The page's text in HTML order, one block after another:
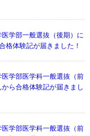
医学部一般選抜（後期）に
格体験記が届きました！
医学部医学科一般選抜（前
ら合格体験記が届きまし
医学部医学科一般選抜（前